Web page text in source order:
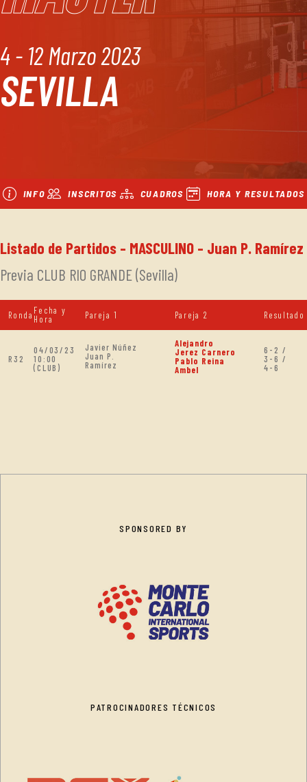
4 - 12 Marzo 2023
SEVILLA
INFO INSCRITOS CUADROS HORA Y RESULTADOS
Listado de Partidos - MASCULINO - Juan P. Ramírez
Previa CLUB RIO GRANDE (Sevilla)
Ronda Fecha y
Hora
Pareja 1 Pareja 2 Resultado
R32
04/03/23
10:00
(CLUB)
Javier Núñez
Juan P.
Ramírez
Alejandro
Jerez Carnero
Pablo Reina
Ambel
6-2 /
3-6 /
4-6
SPONSORED BY
PATROCINADORES TÉCNICOS